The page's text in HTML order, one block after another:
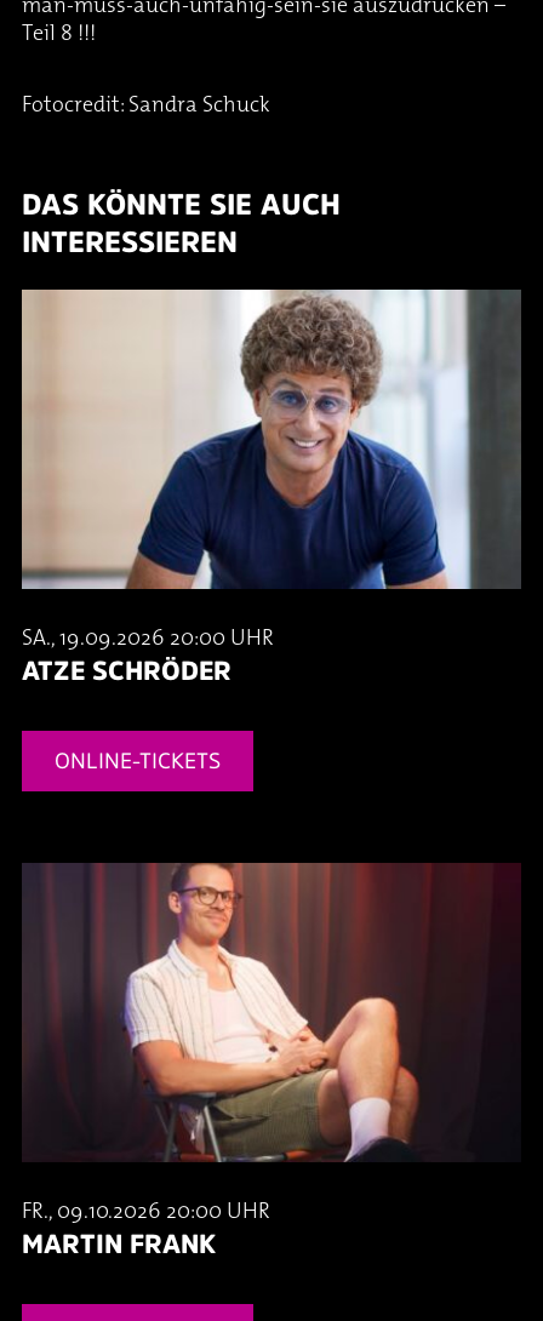
man-muss-auch-unfähig-sein-sie auszudrücken –
Teil 8 !!!
Fotocredit: Sandra Schuck
DAS KÖNNTE SIE AUCH
INTERESSIEREN
SA., 19.09.2026 20:00 UHR
ATZE SCHRÖDER
ONLINE-TICKETS
FR., 09.10.2026 20:00 UHR
MARTIN FRANK